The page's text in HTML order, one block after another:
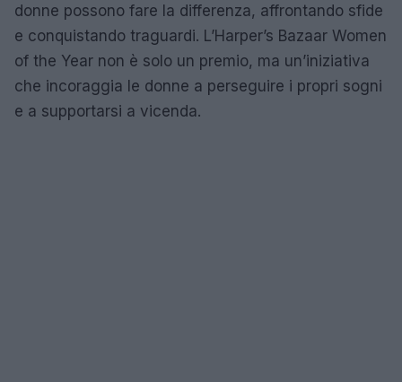
donne possono fare la differenza, affrontando sfide
e conquistando traguardi. L’Harper’s Bazaar Women
of the Year non è solo un premio, ma un’iniziativa
che incoraggia le donne a perseguire i propri sogni
e a supportarsi a vicenda.